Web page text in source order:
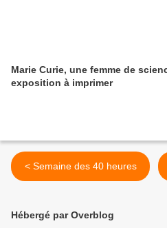
Marie Curie, une femme de
exposition à imprimer
< Semaine des 40 heures
Hébergé par Overblog